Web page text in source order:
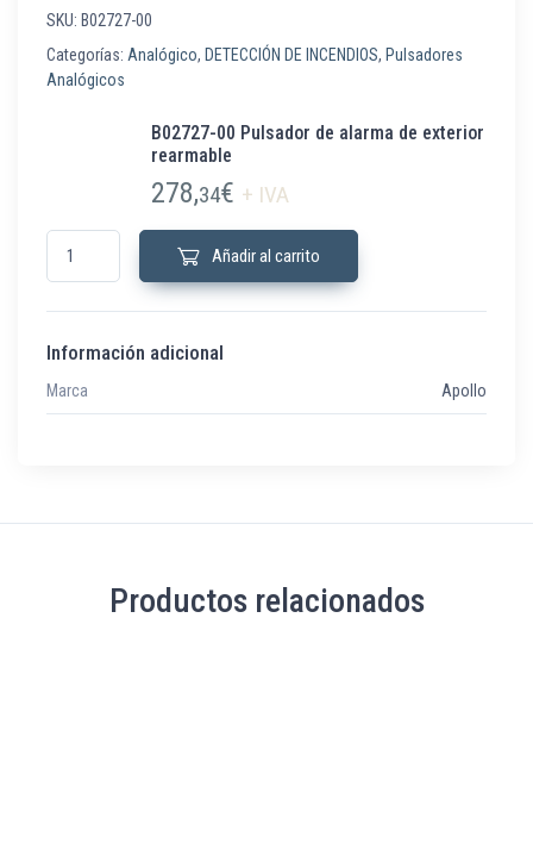
SKU: B02727-00
Categorías: Analógico, DETECCIÓN DE INCENDIOS, Pulsadores
Analógicos
B02727-00 Pulsador de alarma de exterior
rearmable
278,34€ + IVA
B02727-00 Pulsador de alarma de exterior rearmable cantidad
Añadir al carrito
Información adicional
Marca Apollo
Productos relacionados